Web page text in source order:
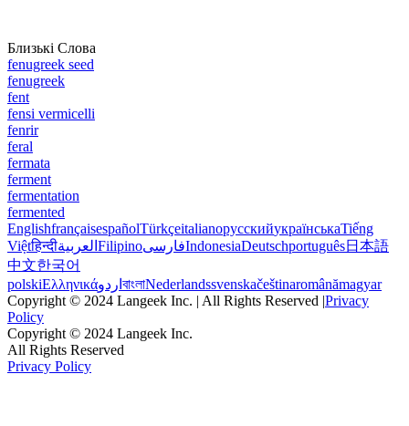
Близькі Слова
fenugreek seed
fenugreek
fent
fensi vermicelli
fenrir
feral
fermata
ferment
fermentation
fermented
EnglishfrançaisespañolTürkçeitalianoрусскийукраїнськаTiếng
Việtहिन्दीالعربية FilipinoفارسیIndonesiaDeutschportuguês日本語
中文한국어
polskiΕλληνικάاردو বাংলাNederlandssvenskačeštinaromânămagyar
Copyright © 2024 Langeek Inc. | All Rights Reserved |Privacy
Policy
Copyright © 2024 Langeek Inc.
All Rights Reserved
Privacy Policy